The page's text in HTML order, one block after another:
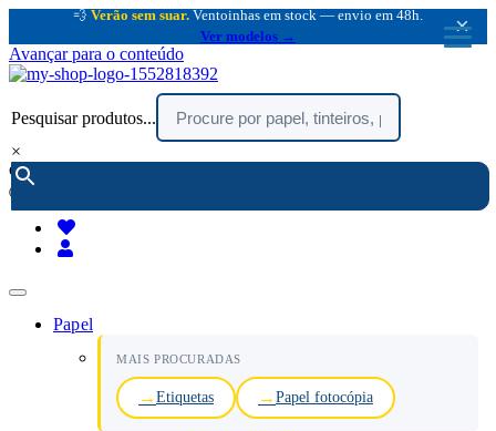
💨 Verão sem suar. Ventoinhas em stock — envio em 48h.
Ver modelos →
×
Avançar para o conteúdo
Pesquisar produtos...
×
encomendar por telefone :
(chamada rede fixa nacional)
Papel
MAIS PROCURADAS
Etiquetas Papel fotocópia